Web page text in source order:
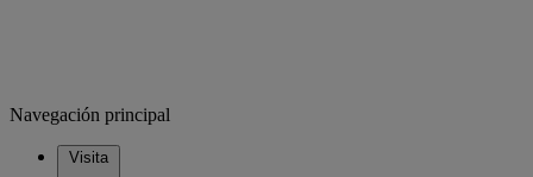
Navegación principal
Visita